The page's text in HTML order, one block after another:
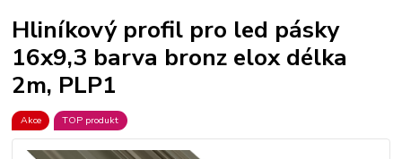
Hliníkový profil pro led pásky
16x9,3 barva bronz elox délka
2m, PLP1
Akce TOP produkt